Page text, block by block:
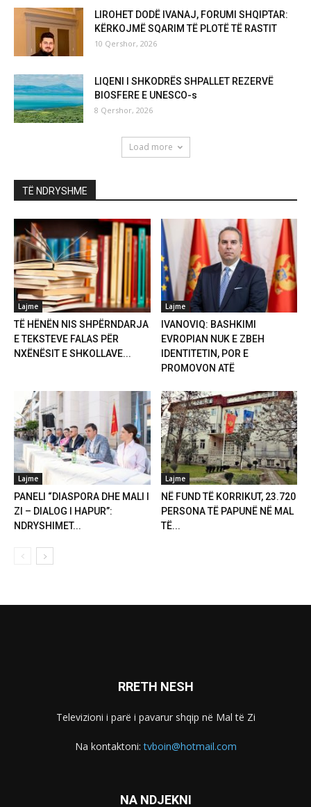
LIROHET DODË IVANAJ, FORUMI SHQIPTAR:
KËRKOJMË SQARIM TË PLOTË TË RASTIT
10 Qershor, 2026
LIQENI I SHKODRËS SHPALLET REZERVË
BIOSFERE E UNESCO-s
8 Qershor, 2026
Load more
TË NDRYSHME
Lajme
TË HËNËN NIS SHPËRNDARJA
E TEKSTEVE FALAS PËR
NXËNËSIT E SHKOLLAVE...
Lajme
IVANOVIQ: BASHKIMI
EVROPIAN NUK E ZBEH
IDENTITETIN, POR E
PROMOVON ATË
Lajme
PANELI “DIASPORA DHE MALI I
ZI – DIALOG I HAPUR”:
NDRYSHIMET...
Lajme
NË FUND TË KORRIKUT, 23.720
PERSONA TË PAPUNË NË MAL
TË...
RRETH NESH
Televizioni i parë i pavarur shqip në Mal të Zi
Na kontaktoni:tvboin@hotmail.com
NA NDJEKNI